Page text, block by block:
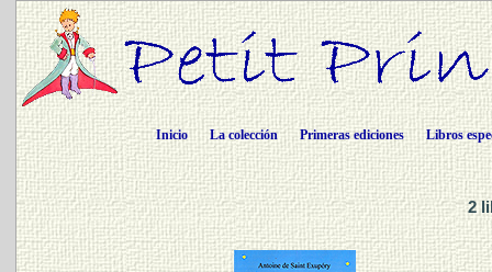
Inicio La colección Primeras ediciones Libros
2